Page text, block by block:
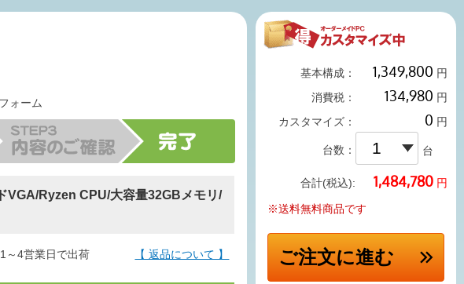
ォーム
VGA/Ryzen CPU/大容量32GBメモリ/
1～4営業日で出荷 【 返品について 】
基本構成：
円
消費税：
円
カスタマイズ：
円
台数： 台
合計(税込): 円
※送料無料商品です
ご注文に進む